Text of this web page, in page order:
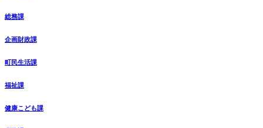
総務課
企画財政課
町民生活課
福祉課
健康こども課